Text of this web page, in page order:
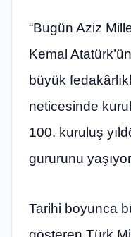
“Bugün Aziz
Kemal
büyük
neticesinde
100. kuruluş
gururunu
Tarihi boyunca